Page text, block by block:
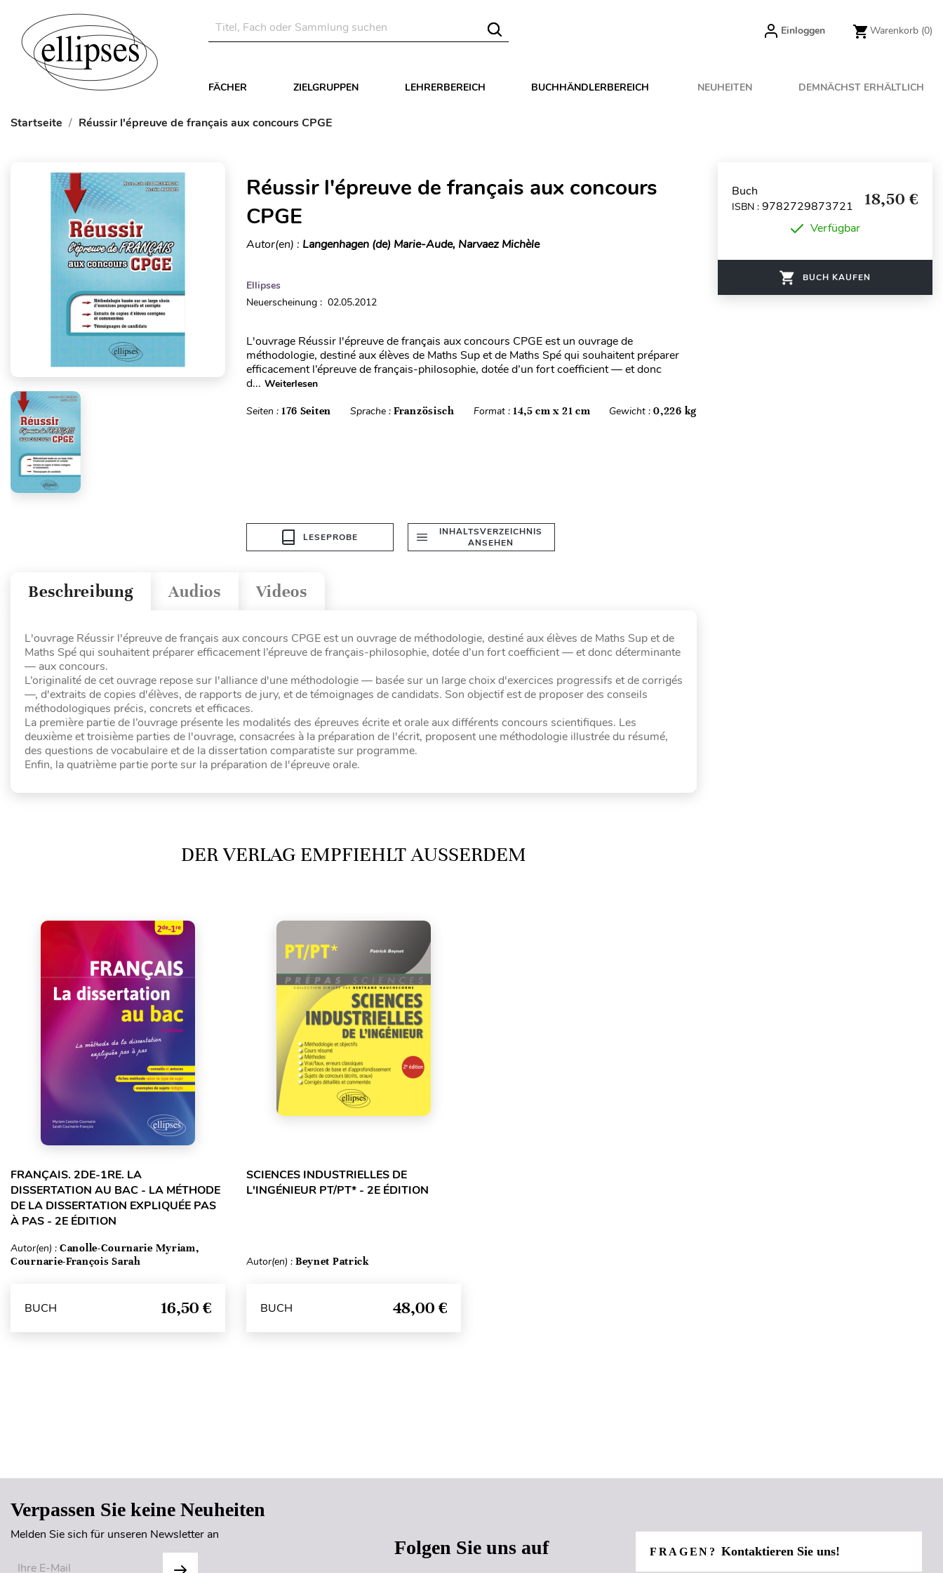
Einloggen Warenkorb (0)
FÄCHER ZIELGRUPPEN LEHRERBEREICH BUCHHÄNDLERBEREICH NEUHEITEN DEMNÄCHST ERHÄLTLICH
Startseite Réussir l'épreuve de français aux concours CPGE
Réussir l'épreuve de français aux concours
CPGE
Autor(en) : Langenhagen (de) Marie-Aude, Narvaez Michèle
Ellipses
Neuerscheinung : 02.05.2012
L'ouvrage Réussir l'épreuve de français aux concours CPGE est un ouvrage de
méthodologie, destiné aux élèves de Maths Sup et de Maths Spé qui souhaitent préparer
efficacement l’épreuve de français-philosophie, dotée d’un fort coefficient — et donc
d... Weiterlesen
Seiten : 176 Seiten Sprache :Französisch Format : 14,5 cm x 21 cm Gewicht :0,226 kg
LESEPROBE
INHALTSVERZEICHNIS
ANSEHEN
Videos
Audios
Beschreibung
L'ouvrage Réussir l'épreuve de français aux concours CPGE est un ouvrage de méthodologie, destiné aux élèves de Maths Sup et de
Maths Spé qui souhaitent préparer efficacement l’épreuve de français-philosophie, dotée d’un fort coefficient — et donc déterminante
— aux concours.
L’originalité de cet ouvrage repose sur l'alliance d'une méthodologie — basée sur un large choix d'exercices progressifs et de corrigés
—, d'extraits de copies d'élèves, de rapports de jury, et de témoignages de candidats. Son objectif est de proposer des conseils
méthodologiques précis, concrets et efficaces.
La première partie de l’ouvrage présente les modalités des épreuves écrite et orale aux différents concours scientifiques. Les
deuxième et troisième parties de l'ouvrage, consacrées à la préparation de l'écrit, proposent une méthodologie illustrée du résumé,
des questions de vocabulaire et de la dissertation comparatiste sur programme.
Enfin, la quatrième partie porte sur la préparation de l'épreuve orale.
DER VERLAG EMPFIEHLT AUSSERDEM
FRANÇAIS. 2DE-1RE. LA
DISSERTATION AU BAC - LA MÉTHODE
DE LA DISSERTATION EXPLIQUÉE PAS
À PAS - 2E ÉDITION
Autor(en) : Canolle-Cournarie Myriam,
Cournarie-François Sarah
BUCH 16,50 €
SCIENCES INDUSTRIELLES DE
L'INGÉNIEUR PT/PT* - 2E ÉDITION
Autor(en) : Beynet Patrick
BUCH 48,00 €
Buch
ISBN : 9782729873721 18,50 €
Verfügbar
BUCH KAUFEN
Verpassen Sie keine Neuheiten
Melden Sie sich für unseren Newsletter an
Folgen Sie uns auf FRAGEN?Kontaktieren Sie uns!